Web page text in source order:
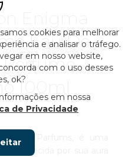
Enigma
Eau De
100ml
Roja Parfums, é uma
conhecida por sua aura
cookies para melhorar
e analisar o tráfego.
em nosso website,
com o uso desses
ok?
em nossa
de Privacidade